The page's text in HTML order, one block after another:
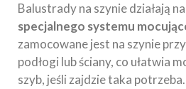
Balustrady na szynie działają
specjalnego systemu
zamocowane jest na szynie
podłogi lub ściany, co ułatwia
szyb, jeśli zajdzie taka